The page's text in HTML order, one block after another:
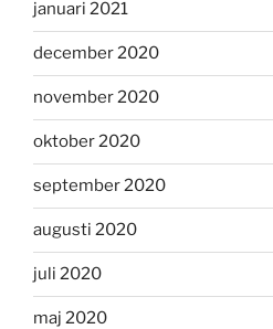
januari 2021
december 2020
november 2020
oktober 2020
september 2020
augusti 2020
juli 2020
maj 2020